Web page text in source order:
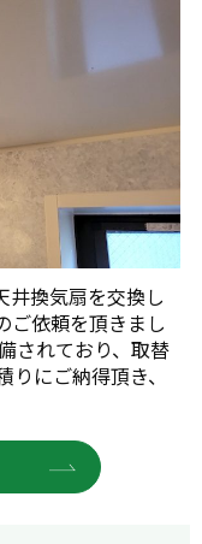
井換気扇を交換し
ご依頼を頂きまし
されており、取替
にご納得頂き、